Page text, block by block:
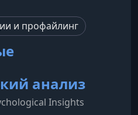
и профайлинг
анализ
Insights